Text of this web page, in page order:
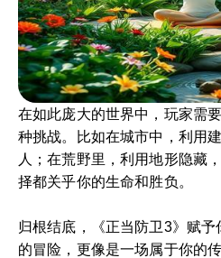
在如此庞大的世界中，玩家需
种挑战。比如在城市中，利用
人；在荒野里，利用地形隐藏
择都关乎你的生命和胜负。
归根结底，《正当防卫3》赋
的冒险，更像是一场属于你的